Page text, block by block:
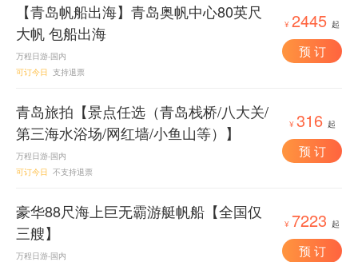
【青岛帆船出海】青岛奥帆中心80英尺
大帆 包船出海
万程日游-国内
可订今日 支持退票
¥ 2445 起
预 订
青岛旅拍【景点任选（青岛栈桥/八大关/
第三海水浴场/网红墙/小鱼山等）】
万程日游-国内
可订今日 不支持退票
¥ 316 起
预 订
豪华88尺海上巨无霸游艇帆船【全国仅
三艘】
万程日游-国内
¥ 7223 起
预 订